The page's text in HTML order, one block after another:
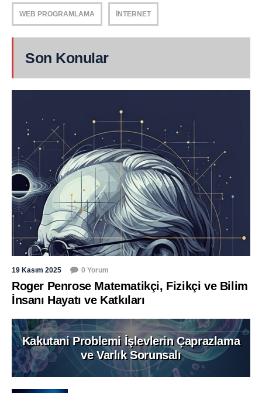
WEB PROGRAMLAMA İNTERNET
Son Konular
19 Kasım 2025 0 Yorum
Roger Penrose Matematikçi, Fizikçi ve Bilim
İnsanı Hayatı ve Katkıları
Kakutani Problemi İşlevlerin Çaprazlama
ve Varlık Sorunsalı